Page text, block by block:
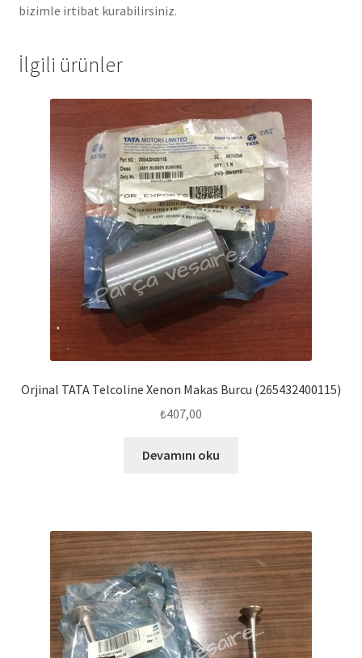
bizimle irtibat kurabilirsiniz.
İlgili ürünler
Orjinal TATA Telcoline Xenon Makas Burcu (265432400115)
₺407,00
Devamını oku